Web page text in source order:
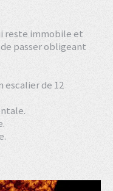
reste immobile et
passer obligeant
escalier de 12